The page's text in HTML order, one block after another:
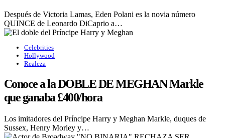
Después de Victoria Lamas, Eden Polani es la novia número
QUINCE de Leonardo DiCaprio a…
Celebrities
Hollywood
Realeza
Conoce a la DOBLE DE MEGHAN Markle
que ganaba £400/hora
Los imitadores del Príncipe Harry y Meghan Markle, duques de
Sussex, Henry Morley y…